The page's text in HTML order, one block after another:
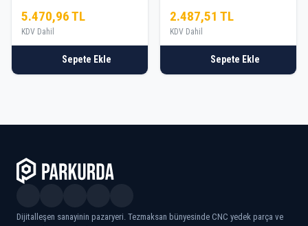
5.470,96 TL
KDV Dahil
Sepete Ekle
2.487,51 TL
KDV Dahil
Sepete Ekle
Dijitalleşen sanayinin pazaryeri. Tezmaksan bünyesinde CNC yedek parça ve